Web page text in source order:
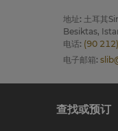
地址: 土耳其
Besiktas,
电话: (90
电子邮箱:
查找或预订